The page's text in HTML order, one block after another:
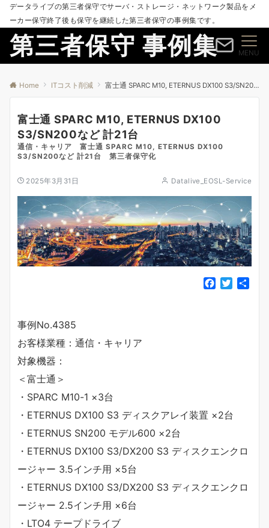
データライブの第三者保守でサーバ・ストレージ・ネットワーク製品をメ
ーカー保守終了後も保守を継続した第三者保守の事例集です。
第三者保守 事例集 MENU
Home ITコスト削減 富士通 SPARC M10, ETERNUS DX100 S3/SN200など 計21台
富士通 SPARC M10, ETERNUS DX100
S3/SN200など 計21台
通信・キャリア 富士通 SPARC M10, ETERNUS DX100
S3/SN200など 計21台 第三者保守化
2025年3月31日 Datalive_EOSL-Service
事例No.4385
お客様業種：通信・キャリア
対象機器：
＜富士通＞
・SPARC M10-1 ×3台
・ETERNUS DX100 S3 ディスクアレイ装置 ×2台
・ETERNUS SN200 モデル600 ×2台
・ETERNUS DX100 S3/DX200 S3 ディスクエンクロ
ージャー 3.5インチ用 ×5台
・ETERNUS DX100 S3/DX200 S3 ディスクエンクロ
ージャー 2.5インチ用 ×6台
・LTO4 テープドライブ